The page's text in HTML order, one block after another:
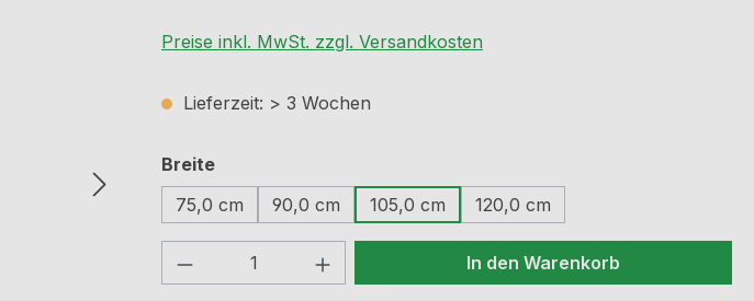
Preise inkl. MwSt. zzgl. Versandkosten
Lieferzeit: > 3 Wochen
Breiteauswählen
75,0 cm
90,0 cm 105,0 cm 120,0 cm
Produkt Anzahl: Gib den gewünschten Wert
In den Warenkorb